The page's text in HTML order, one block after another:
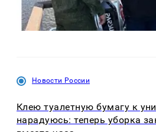
Новости России
Клею туалетную бумагу к
нарадуюсь: теперь уборка